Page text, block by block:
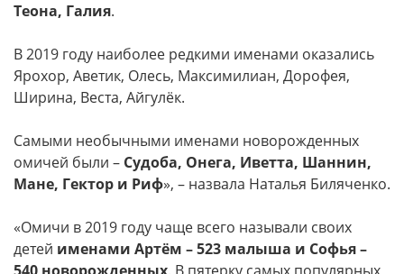
Теона, Галия.
В 2019 году наиболее редкими именами оказались
Ярохор, Аветик, Олесь, Максимилиан, Дорофея,
Ширина, Веста, Айгулёк.
Самыми необычными именами новорожденных
омичей были – Судоба, Онега, Иветта, Шаннин,
Мане, Гектор и Риф», – назвала Наталья Биляченко.
«Омичи в 2019 году чаще всего называли своих
детей именами Артём – 523 малыша и Софья –